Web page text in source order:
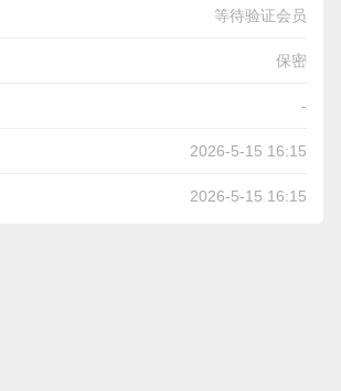
等待验证会员
保密
-
2026-5-15 16:15
2026-5-15 16:15